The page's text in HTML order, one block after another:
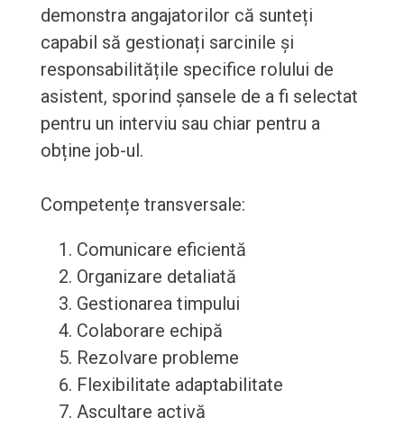
demonstra angajatorilor că sunteți
capabil să gestionați sarcinile și
responsabilitățile specifice rolului de
asistent, sporind șansele de a fi selectat
pentru un interviu sau chiar pentru a
obține job-ul.
Competențe transversale:
Comunicare eficientă
Organizare detaliată
Gestionarea timpului
Colaborare echipă
Rezolvare probleme
Flexibilitate adaptabilitate
Ascultare activă